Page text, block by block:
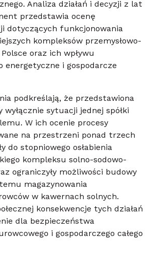
Analiza działań i decyzji z lat
przedstawia ocenę
dotyczących funkcjonowania
kompleksów przemysłowo-
oraz ich wpływu
energetyczne i gospodarcze
podkreślają, że przedstawiona
sytuacji jednej spółki
W ich ocenie procesy
na przestrzeni ponad trzech
do stopniowego osłabienia
kompleksu solno-sodowo-
ograniczyły możliwości budowy
magazynowania
w kawernach solnych.
konsekwencje tych działań
dla bezpieczeństwa
i gospodarczego całego